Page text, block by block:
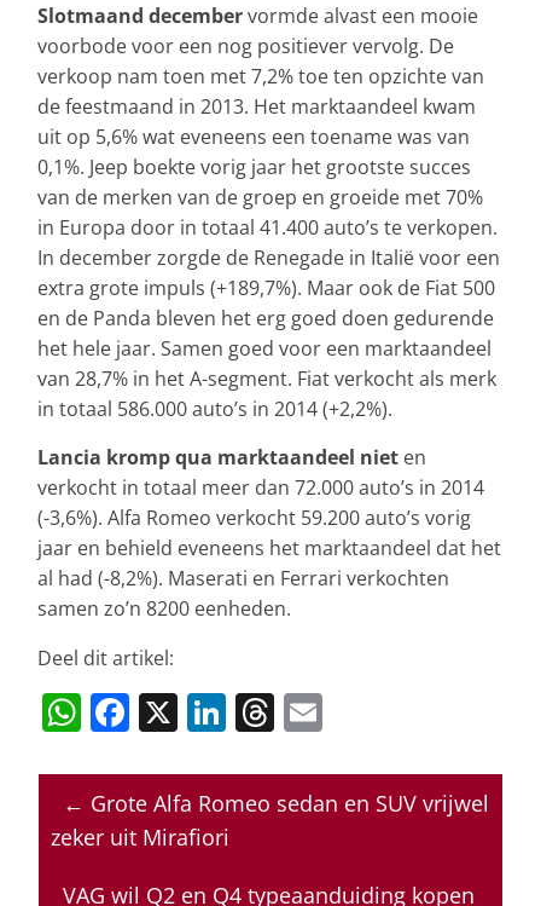
Slotmaand decembervormde alvast een mooie
voorbode voor een nog positiever vervolg. De
verkoop nam toen met 7,2% toe ten opzichte van
de feestmaand in 2013. Het marktaandeel kwam
uit op 5,6% wat eveneens een toename was van
0,1%. Jeep boekte vorig jaar het grootste succes
van de merken van de groep en groeide met 70%
in Europa door in totaal 41.400 auto’s te verkopen.
In december zorgde de Renegade in Italië voor een
extra grote impuls (+189,7%). Maar ook de Fiat 500
en de Panda bleven het erg goed doen gedurende
het hele jaar. Samen goed voor een marktaandeel
van 28,7% in het A-segment. Fiat verkocht als merk
in totaal 586.000 auto’s in 2014 (+2,2%).
Lancia kromp qua marktaandeel niet en
verkocht in totaal meer dan 72.000 auto’s in 2014
(-3,6%). Alfa Romeo verkocht 59.200 auto’s vorig
jaar en behield eveneens het marktaandeel dat het
al had (-8,2%). Maserati en Ferrari verkochten
samen zo’n 8200 eenheden.
Deel dit artikel:
W
at
s
F
c
e
X Li
k
e
T
re
a
ai
l
← Grote Alfa Romeo sedan en SUV vrijwel
zeker uit Mirafiori
VAG wil Q2 en Q4 typeaanduiding kopen